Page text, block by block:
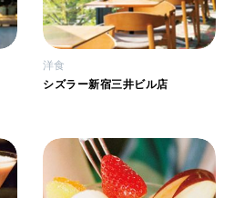
「お酒の新常識。」
洋食
シズラー新宿三井ビル店